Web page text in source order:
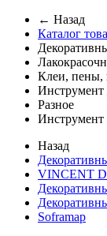
← Назад
Каталог
Клеи, пены,
Инструмент
Разное
Инструмент
Назад
VINCENT
Soframap